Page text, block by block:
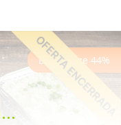
Economize 44%